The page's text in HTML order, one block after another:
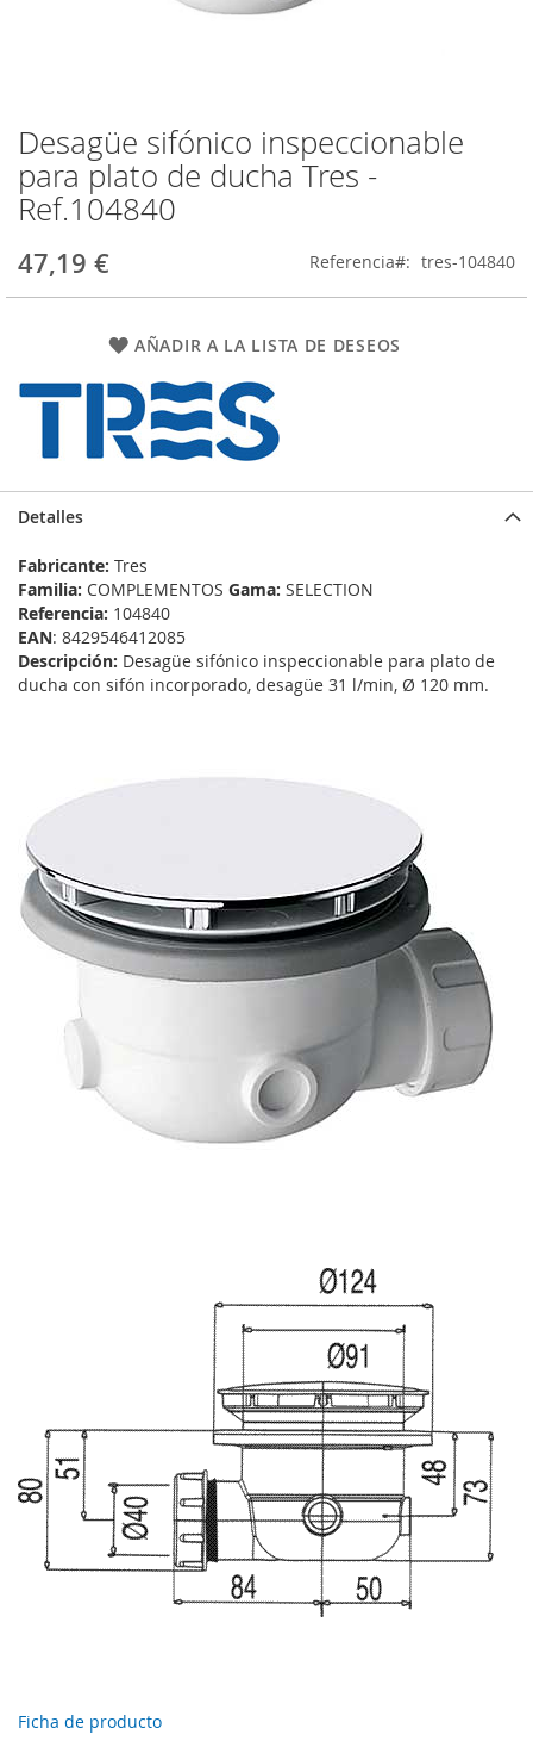
Desagüe sifónico inspeccionable
para plato de ducha Tres -
Ref.104840
47,19 € Referencia tres-104840
AÑADIR A LA LISTA DE DESEOS
Saltar
al
comienzo
de
galería
de
imágenes
Detalles
Fabricante: Tres
Familia: COMPLEMENTOS Gama: SELECTION
Referencia: 104840
EAN: 8429546412085
Descripción: Desagüe sifónico inspeccionable para plato de
ducha con sifón incorporado, desagüe 31 l/min, Ø 120 mm.
Ficha de producto